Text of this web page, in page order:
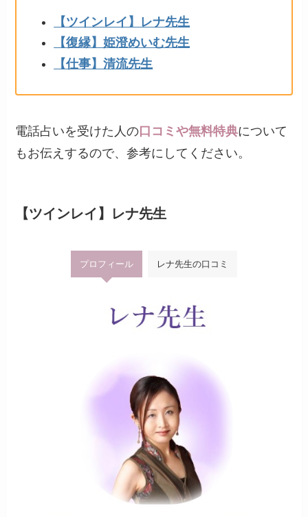
【ツインレイ】レナ先生
【復縁】姫澄めいむ先生
【仕事】清流先生
電話占いを受けた人の 口コミや無料特典について
もお伝えするので、参考にしてください。
【ツインレイ】レナ先生
プロフィール レナ先生の口コミ